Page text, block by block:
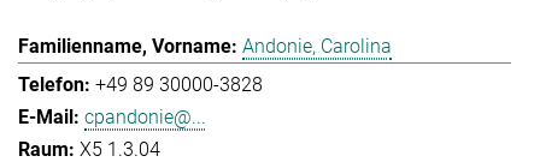
Andonie, Carolina
+49 89 30000-3828
cpandonie@...
X5 1.3.04